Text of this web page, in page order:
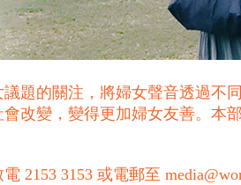
題的關注，將婦女聲音透過不
改變，變得更加婦女友善。本
3153 或電郵至